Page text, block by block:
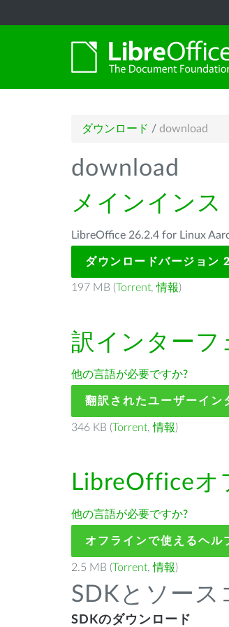
ダウンロード / download
download
メインインス
LibreOffice 26.2.4 for Linux
ダウンロードバージョン
197 MB (Torrent,情報)
訳インターフ
他の言語が必要ですか?
翻訳されたユーザーイン
346 KB (Torrent,情報)
LibreOfficeオ
他の言語が必要ですか?
オフラインで使えるヘル
2.5 MB (Torrent,情報)
SDKとソース
SDKのダウンロード